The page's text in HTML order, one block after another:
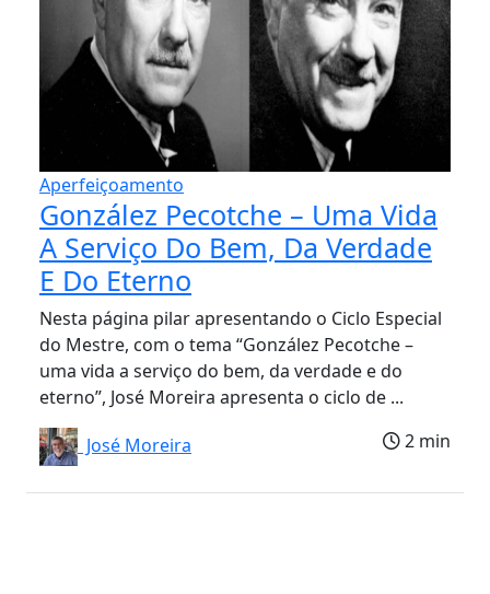
Aperfeiçoamento
González Pecotche – Uma Vida
A Serviço Do Bem, Da Verdade
E Do Eterno
Nesta página pilar apresentando o Ciclo Especial
do Mestre, com o tema “González Pecotche –
uma vida a serviço do bem, da verdade e do
eterno”, José Moreira apresenta o ciclo de ...
José Moreira
2 min